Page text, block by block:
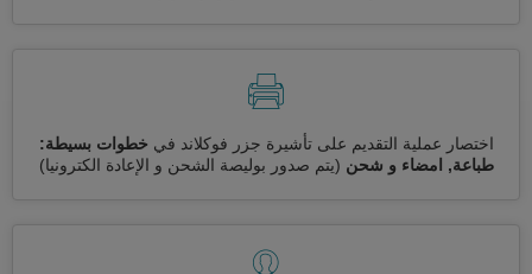
اختصار عملية التقديم على تأشيرة جزر فوكلاند في خطوات بسيطة:
طباعة, امضاء و شحن (يتم صدور بوليصة الشحن و الإعادة الكترونيا)